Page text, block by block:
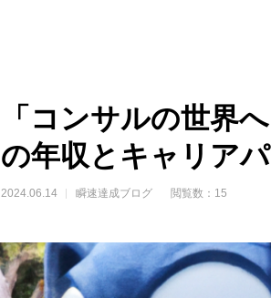
「コンサルの世界
の年収とキャリア
2024.06.14 瞬速達成ブログ 閲覧数：15